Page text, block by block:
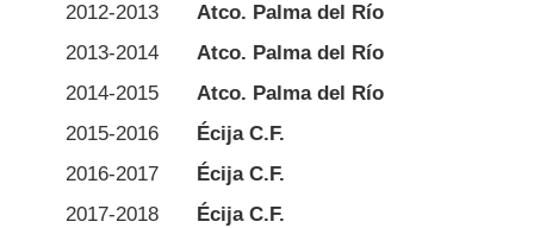
2012-2013
2013-2014
2014-2015
2015-2016
2016-2017
2017-2018
Atco. Palma del Río
Atco. Palma del Río
Atco. Palma del Río
Écija C.F.
Écija C.F.
Écija C.F.